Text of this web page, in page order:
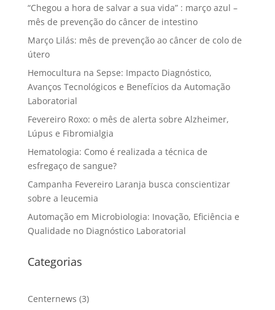
“Chegou a hora de salvar a sua vida” : março azul –
mês de prevenção do câncer de intestino
Março Lilás: mês de prevenção ao câncer de colo de
útero
Hemocultura na Sepse: Impacto Diagnóstico,
Avanços Tecnológicos e Benefícios da Automação
Laboratorial
Fevereiro Roxo: o mês de alerta sobre Alzheimer,
Lúpus e Fibromialgia
Hematologia: Como é realizada a técnica de
esfregaço de sangue?
Campanha Fevereiro Laranja busca conscientizar
sobre a leucemia
Automação em Microbiologia: Inovação, Eficiência e
Qualidade no Diagnóstico Laboratorial
Categorias
Centernews (3)